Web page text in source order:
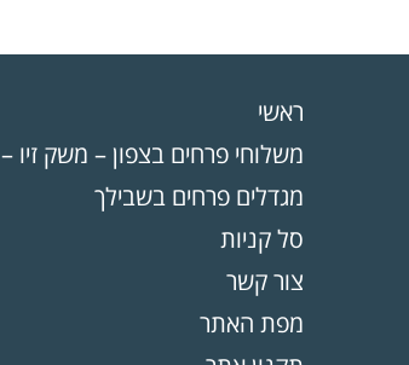
ראשי
משלוחי פרחים בצפון – משק זיו –
מגדלים פרחים בשבילך
סל קניות
צור קשר
מפת האתר